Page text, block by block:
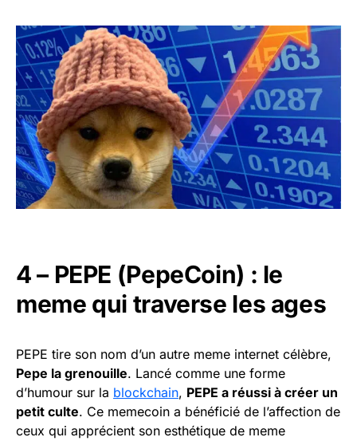
4 – PEPE (PepeCoin) : le
meme qui traverse les ages
PEPE tire son nom d’un autre meme internet célèbre,
Pepe la grenouille. Lancé comme une forme
d’humour sur la blockchain, PEPE a réussi à créer un
petit culte. Ce memecoin a bénéficié de l’affection de
ceux qui apprécient son esthétique de meme